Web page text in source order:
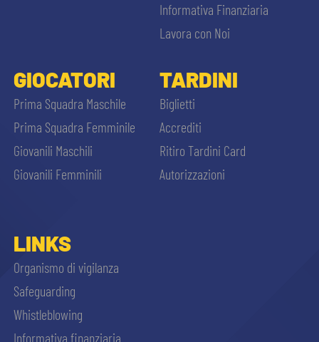
Informativa Finanziaria
Lavora con Noi
GIOCATORI
Prima Squadra Maschile
Prima Squadra Femminile
Giovanili Maschili
Giovanili Femminili
TARDINI
Biglietti
Accrediti
Ritiro Tardini Card
Autorizzazioni
LINKS
Organismo di vigilanza
Safeguarding
Whistleblowing
Informativa finanziaria